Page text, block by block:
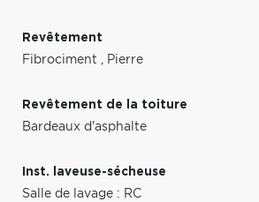
Revêtement
Fibrociment , Pierre
Revêtement de la toiture
Bardeaux d'asphalte
Inst. laveuse-sécheuse
Salle de lavage : RC